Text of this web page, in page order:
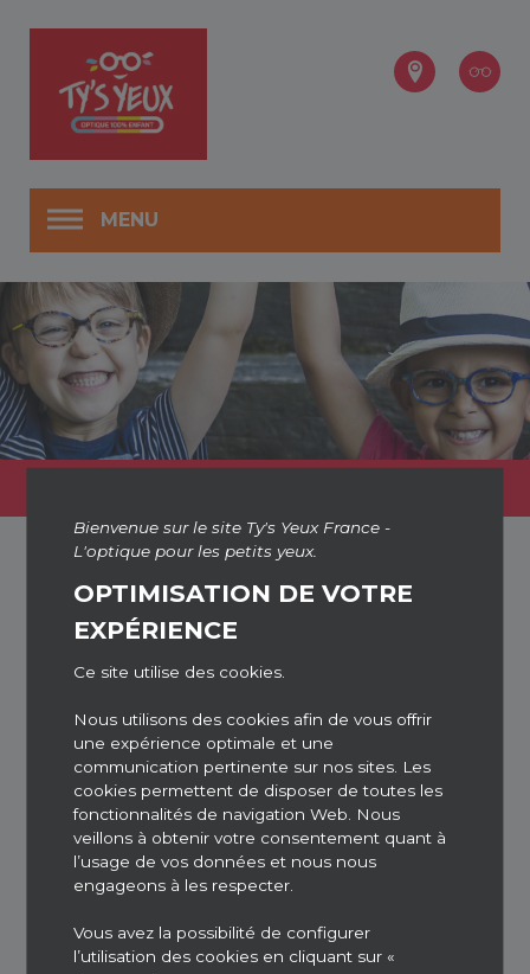
MENU
SAINT-NAZAIRE
BONJOUR
L’ENSEIGNE TY’S YEUX SE DELOCALISE
TY’S YEUX SAINT NAZAIRE est ponctuellement
délocalisé à La baule.
pour tous renseignements, n’hésitez pas à joindre
l’équipe sur place et prendre rendez-vous pour
téléphone du magasin BINOCLE 02.40.11.01.04
Bienvenue sur le site Ty's Yeux France -
L'optique pour les petits yeux.
OPTIMISATION DE VOTRE
EXPÉRIENCE
Ce site utilise des cookies.
Nous utilisons des cookies afin de vous offrir
une expérience optimale et une
communication pertinente sur nos sites. Les
cookies permettent de disposer de toutes les
fonctionnalités de navigation Web. Nous
veillons à obtenir votre consentement quant à
l’usage de vos données et nous nous
engageons à les respecter.
Vous avez la possibilité de configurer
l’utilisation des cookies en cliquant sur «